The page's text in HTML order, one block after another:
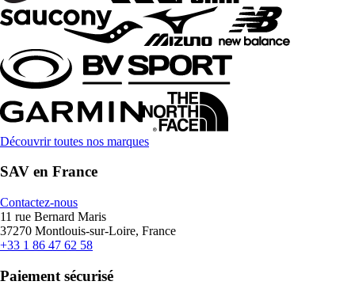
Découvrir toutes nos marques
SAV en France
Contactez-nous
11 rue Bernard Maris
37270 Montlouis-sur-Loire, France
+33 1 86 47 62 58
Paiement sécurisé